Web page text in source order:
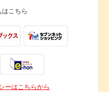
はこちら
ーはこちらから